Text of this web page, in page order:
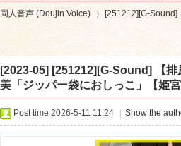
同人音声 (Doujin Voice)
›
[251212][G-Sound]
[2023-05] [251212][G-Sound] 【排
美「ジッパー袋におしっこ」【姫
Post time 2026-5-11 11:24 Show the